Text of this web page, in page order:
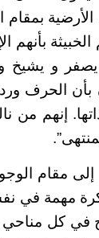
الأرضية
الخبيثة
يصفر و يشيخ
بأن الحرف
إنهم
إلى مقام
مهمة في
في كل مناحي